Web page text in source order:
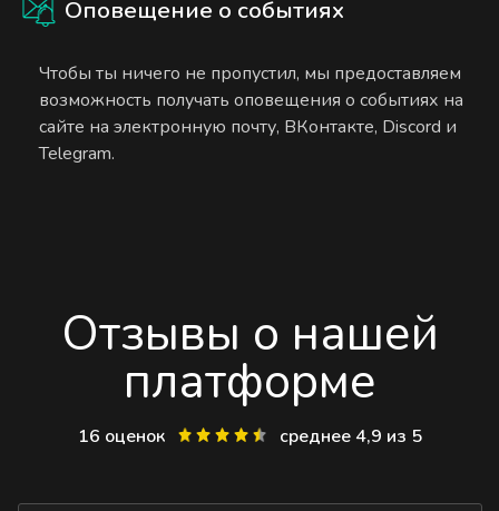
Оповещение о событиях
Чтобы ты ничего не пропустил, мы предоставляем
возможность получать оповещения о событиях на
сайте на электронную почту, ВКонтакте, Discord и
Telegram.
Отзывы о нашей
платформе
16 оценок среднее 4,9 из 5